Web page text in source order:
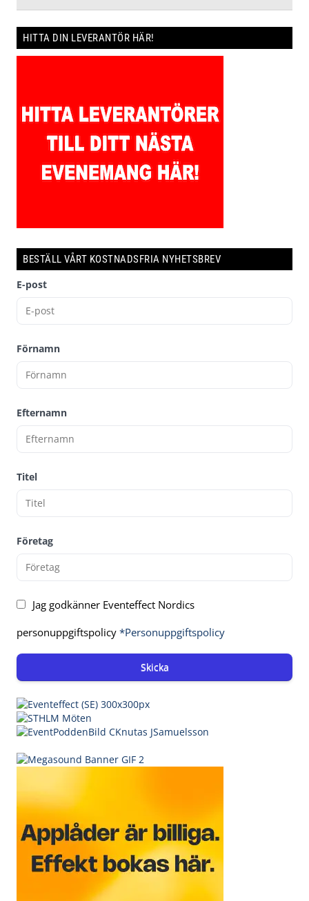
HITTA DIN LEVERANTÖR HÄR!
BESTÄLL VÅRT KOSTNADSFRIA NYHETSBREV
E-post
Förnamn
Efternamn
Titel
Företag
Jag godkänner Eventeffect Nordics
personuppgiftspolicy *Personuppgiftspolicy
Skicka